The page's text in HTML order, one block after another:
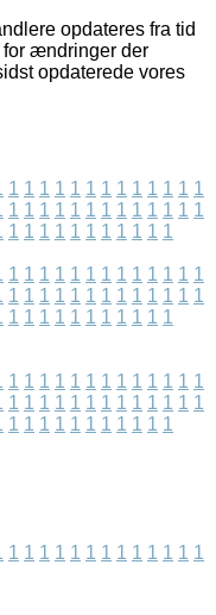
opdateres fra tid
for ændringer der
opdaterede vores
1 1 1 1 1 1 1 1 1 1 1 1 1
1 1 1 1 1 1 1 1 1 1 1 1 1
1 1 1 1 1 1 1 1 1 1 1
1 1 1 1 1 1 1 1 1 1 1 1 1
1 1 1 1 1 1 1 1 1 1 1 1 1
1 1 1 1 1 1 1 1 1 1 1
1 1 1 1 1 1 1 1 1 1 1 1 1
1 1 1 1 1 1 1 1 1 1 1 1 1
1 1 1 1 1 1 1 1 1 1 1
1 1 1 1 1 1 1 1 1 1 1 1 1